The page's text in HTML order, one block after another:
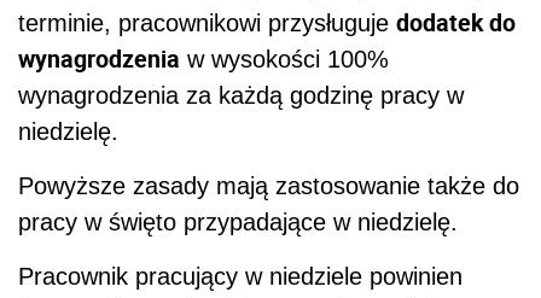
terminie, pracownikowi przysługuje dodatek do
wynagrodzenia w wysokości 100%
wynagrodzenia za każdą godzinę pracy w
niedzielę.
Powyższe zasady mają zastosowanie także do
pracy w święto przypadające w niedzielę.
Pracownik pracujący w niedziele powinien